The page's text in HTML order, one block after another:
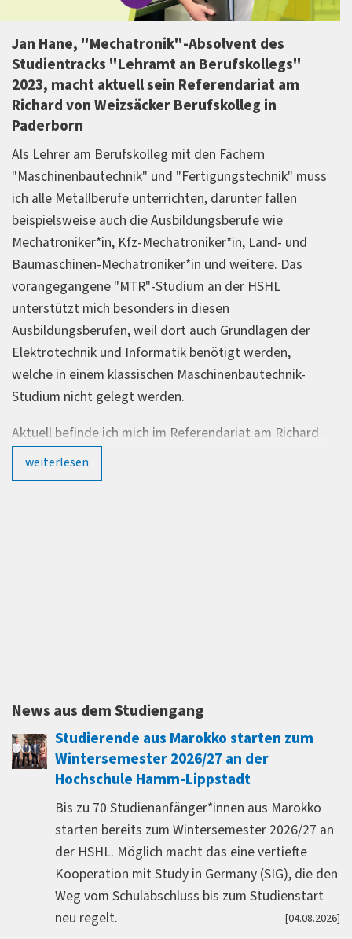
des
am
in
muss
fallen
wie
Land- und
Das
HSHL
der
werden,
am Richard
Ich
Dozentin
Lehrerin und
Marie Henning, HSHL
arbeitet als technische
Optiken und Reflektoren bei BJB
KG in Arnsberg-Neheim
werde täglich vor neue und
Herausforderungen gestellt. In
helfen mir die im dualen
Kompetenzen weiter, insbesondere
Bereich "Lighting Systems
findet man mich im Labor bei der
Vermessung von Optiken, aber auch
Entwicklung bin ich beteiligt. Per
die lichttechnischen Werte, aber auch
Beleuchtungsszenarien, mit der
simulieren und auswerten. Aktiv bin
Bereich Allgemeinbeleuchtung,
News aus dem Studiengang
Studierende aus Marokko starten zum
Wintersemester 2026/27 an der
Hochschule Hamm-Lippstadt
Bis zu 70 Studienanfänger*innen aus Marokko
starten bereits zum Wintersemester 2026/27 an
der HSHL. Möglich macht das eine vertiefte
Kooperation mit Study in Germany (SIG), die den
Weg vom Schulabschluss bis zum Studienstart
neu regelt.
[04.08.2026]